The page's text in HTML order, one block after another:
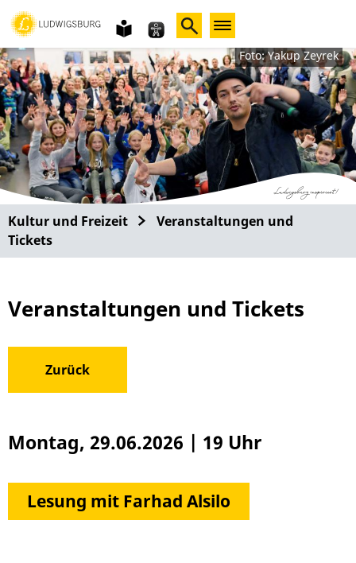
Gebärdensprache
leichte
Sprache Foto: Yakup Zeyrek
Kultur und Freizeit
Veranstaltungen und
Tickets
Veranstaltungen und Tickets
Zurück
Montag, 29.06.2026 | 19 Uhr
Lesung mit Farhad Alsilo